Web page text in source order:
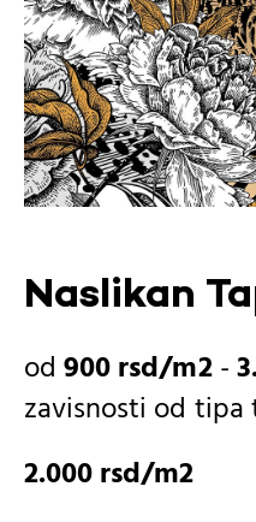
Naslikan
900rsd -
zavisnosti od tipa
2.000rsd